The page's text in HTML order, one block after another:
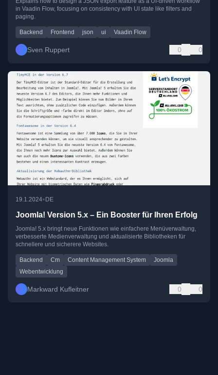
in Vaadin Flow, focusing on consistency with UI state like filters and
paging.
Backend Frontend json ui Vaadin Flow
Sven Ruppert 0 0
19.1.2024•DE
Joomla! Version 5.x – Ein Booster für Ihren Erfolg
Joomla! 5.x bringt neue Funktionen wie einfachere Menüverwaltung,
verbesserte Medienverwaltung und aktualisierte Bibliotheken für
schnellere und sicherere Websites.
Backend Cm Content Management System
Joomla
Webentwicklung
Markward Kufleitner 0 0